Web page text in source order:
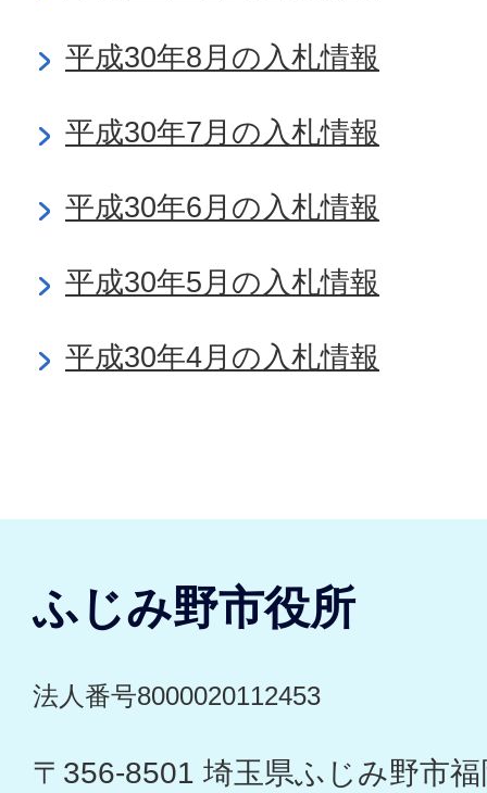
平成30年8月の入札情報
平成30年7月の入札情報
平成30年6月の入札情報
平成30年5月の入札情報
平成30年4月の入札情報
ふじみ野市役所
法人番号8000020112453
〒356-8501 埼玉県ふじみ野市